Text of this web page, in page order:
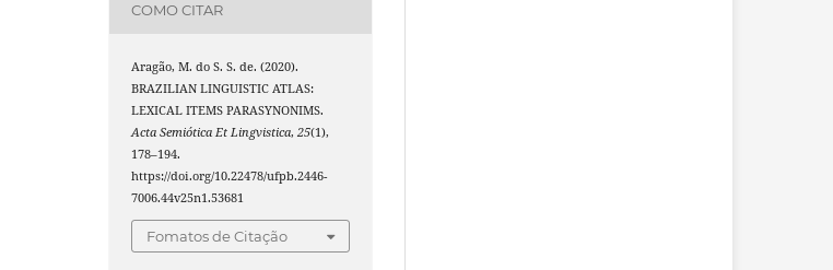
COMO CITAR
Aragão, M. do S. S. de. (2020).
BRAZILIAN LINGUISTIC ATLAS:
LEXICAL ITEMS PARASYNONIMS.
Acta Semiótica Et Lingvistica,25(1),
178–194.
https://doi.org/10.22478/ufpb.2446-
7006.44v25n1.53681
Fomatos de Citação